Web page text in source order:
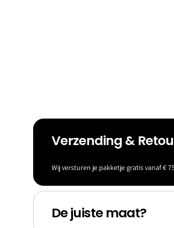
Baller
ina's
Verzending &
Wij versturen je pakketje gratis vanaf €
De juiste maat?